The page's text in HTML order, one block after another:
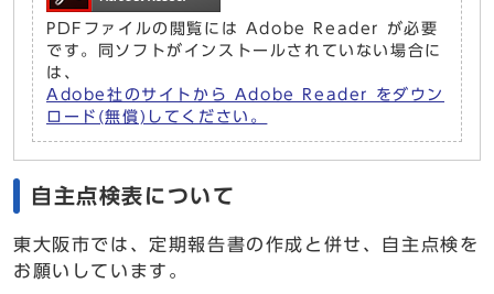
PDFファイルの閲覧には Adobe Reader が必要
です。同ソフトがインストールされていない場合に
は、
Adobe社のサイトから Adobe Reader をダウン
ロード(無償)してください。
自主点検表について
東大阪市では、定期報告書の作成と併せ、自主点検を
お願いしています。